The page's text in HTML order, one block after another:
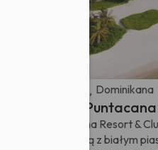
, Dominikana
The Westin
Westin Puntacana Resort &
piaszczystą plażą z białym
call